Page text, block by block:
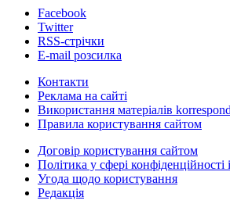
Facebook
Twitter
RSS-стрічки
E-mail розсилка
Контакти
Реклама на сайті
Використання матеріалів
Правила користування сайтом
Договір користування сайтом
Політика у сфері
Угода щодо користування
Редакція